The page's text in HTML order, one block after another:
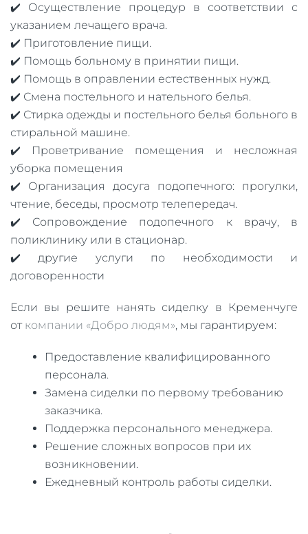
✔️ Осуществление процедур в соответствии с
указанием лечащего врача.
✔️ Приготовление пищи.
✔️ Помощь больному в принятии пищи.
✔️ Помощь в оправлении естественных нужд.
✔️ Смена постельного и нательного белья.
✔️ Стирка одежды и постельного белья больного в
стиральной машине.
✔️ Проветривание помещения и несложная
уборка помещения
✔️ Организация досуга подопечного: прогулки,
чтение, беседы, просмотр телепередач.
✔️ Сопровождение подопечного к врачу, в
поликлинику или в стационар.
✔️ другие услуги по необходимости и
договоренности
Если вы решите нанять сиделку в Кременчуге
от компании «Добро людям», мы гарантируем:
Предоставление квалифицированного
персонала.
Замена сиделки по первому требованию
заказчика.
Поддержка персонального менеджера.
Решение сложных вопросов при их
возникновении.
Ежедневный контроль работы сиделки.